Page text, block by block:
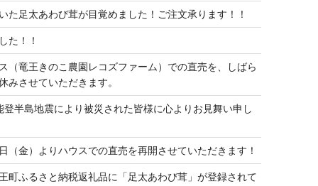
た足太あわび茸が目覚めました！ご注文承ります！！
た！！
（竜王きのこ農園レコズファーム）での直売を、しばら
みさせていただきます。
登半島地震により被災された皆様に心よりお見舞い申し
（金）よりハウスでの直売を再開させていただきます！
町ふるさと納税返礼品に「足太あわび茸」が登録されて